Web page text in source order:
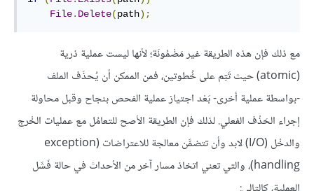
File. Delete(path);
مع ذلك فإن هذه الطريقة غير مَضْمُونَة؛ لأنها ليست عملية ذرية
(atomic) حيث تَتِم على خُطوتين، فمن الممكن أن يُحذَف الملف
-بواسطة عملية أخرى- بَعْد اجتياز عملية الفحص بنجاح وقبل محاولة
إجراء الحَذْف الفعلي. لذلك فإن الطريقة الأصح للتعامُل مع عمليات الخْرج
والدخْل (I/O) لابد وأن تتضمَّن معالجة للاعتراضات (exception
handling)، والتي تعني اتخاذ مسار آخر من الأحداث في حالة فَشَل